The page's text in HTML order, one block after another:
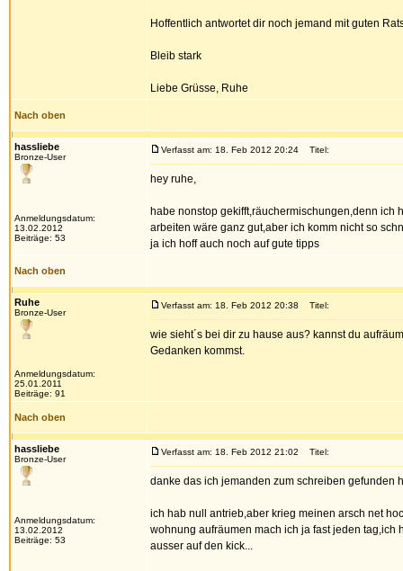
Hoffentlich antwortet dir noch jemand mit guten
Bleib stark
Liebe Grüsse, Ruhe
Nach oben
hassliebe
Bronze-User
Anmeldungsdatum:
13.02.2012
Beiträge: 53
Verfasst am: 18. Feb 2012 20:24 Titel:
hey ruhe,
habe nonstop gekifft,räuchermischungen,denn ich
arbeiten wäre ganz gut,aber ich komm nicht so
ja ich hoff auch noch auf gute tipps
Nach oben
Ruhe
Bronze-User
Anmeldungsdatum:
25.01.2011
Beiträge: 91
Verfasst am: 18. Feb 2012 20:38 Titel:
wie sieht´s bei dir zu hause aus? kannst du
Gedanken kommst.
Nach oben
hassliebe
Bronze-User
Anmeldungsdatum:
13.02.2012
Beiträge: 53
Verfasst am: 18. Feb 2012 21:02 Titel:
danke das ich jemanden zum schreiben gefunden
ich hab null antrieb,aber krieg meinen arsch net
wohnung aufräumen mach ich ja fast jeden tag,ich
ausser auf den kick...